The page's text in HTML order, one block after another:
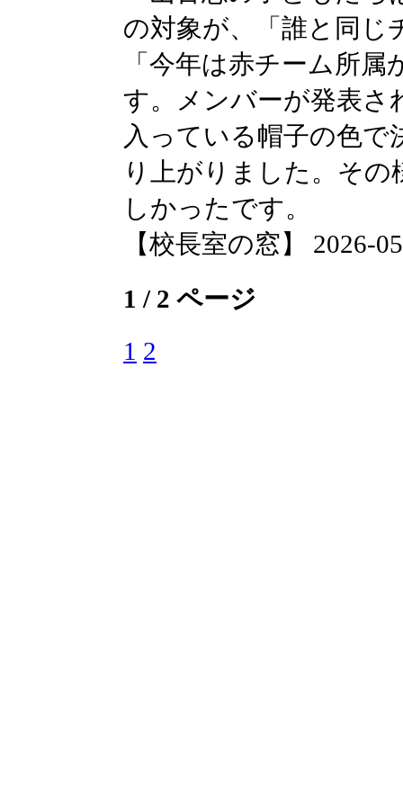
の対象が、「誰と同じ
「今年は赤チーム所
す。メンバーが発表さ
入っている帽子の色
り上がりました。そ
しかったです。
【校長室の窓】 2026-
1 / 2 ページ
1 2